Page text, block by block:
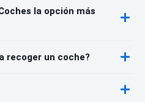
la opción más
recoger un coche?